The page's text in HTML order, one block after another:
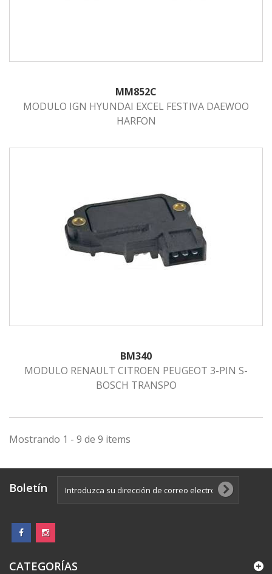
MM852C
MODULO IGN HYUNDAI EXCEL FESTIVA DAEWOO
HARFON
BM340
MODULO RENAULT CITROEN PEUGEOT 3-PIN S-
BOSCH TRANSPO
Mostrando 1 - 9 de 9 items
Boletín
CATEGORÍAS